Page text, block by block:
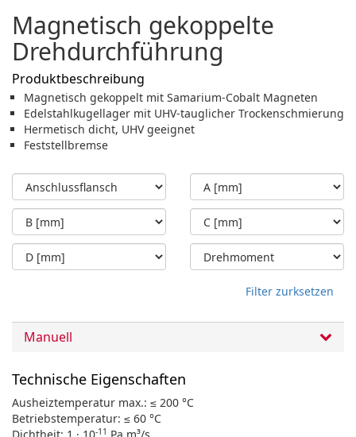
Magnetisch gekoppelte
Drehdurchführung
Produktbeschreibung
Magnetisch gekoppelt mit Samarium-Cobalt Magneten
Edelstahlkugellager mit UHV-tauglicher Trockenschmierung
Hermetisch dicht, UHV geeignet
Feststellbremse
Filter zurksetzen
Manuell
Technische Eigenschaften
Ausheiztemperatur max.: ≤ 200 °C
Betriebstemperatur: ≤ 60 °C
-11